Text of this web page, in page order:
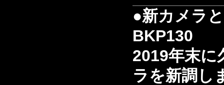
●新カメラ
BKP130
2019年末に
ラを新調し